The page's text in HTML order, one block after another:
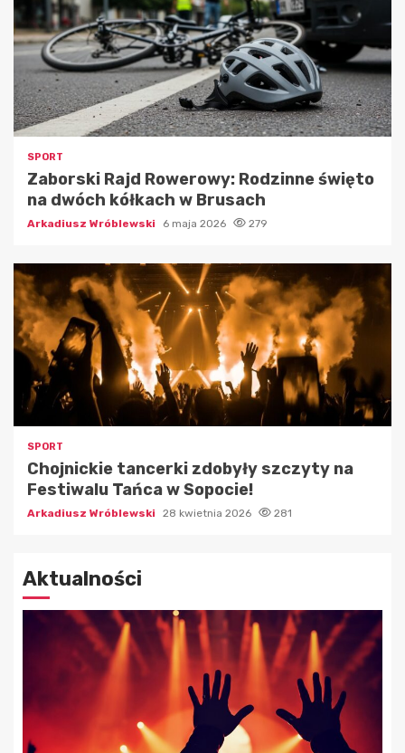
SPORT
Zaborski Rajd Rowerowy: Rodzinne święto
na dwóch kółkach w Brusach
Arkadiusz Wróblewski 6 maja 2026 279
SPORT
Chojnickie tancerki zdobyły szczyty na
Festiwalu Tańca w Sopocie!
Arkadiusz Wróblewski 28 kwietnia 2026 281
Aktualności